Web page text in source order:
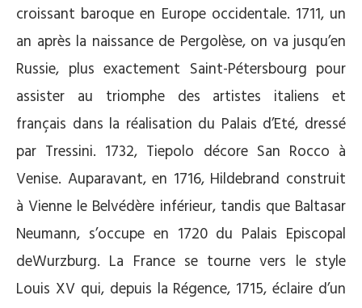
croissant baroque en Europe occidentale. 1711, un
an après la naissance de Pergolèse, on va jusqu’en
Russie, plus exactement Saint-Pétersbourg pour
assister au triomphe des artistes italiens et
français dans la réalisation du Palais d’Eté, dressé
par Tressini. 1732, Tiepolo décore San Rocco à
Venise. Auparavant, en 1716, Hildebrand construit
à Vienne le Belvédère inférieur, tandis que Baltasar
Neumann, s’occupe en 1720 du Palais Episcopal
deWurzburg. La France se tourne vers le style
Louis XV qui, depuis la Régence, 1715, éclaire d’un